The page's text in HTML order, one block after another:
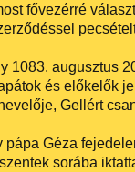
fővezérré
1083. augusztus
és előkelők
Gellért
pápa Géza
sorába